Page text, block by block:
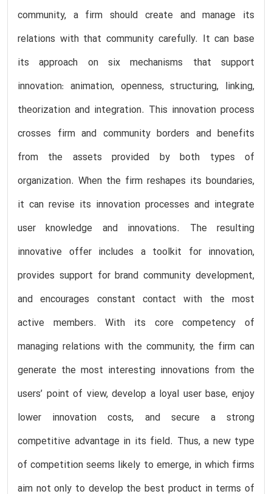
community, a firm should create and manage its
relations with that community carefully. It can base
its approach on six mechanisms that support
innovation: animation, openness, structuring, linking,
theorization and integration. This innovation process
crosses firm and community borders and benefits
from the assets provided by both types of
organization. When the firm reshapes its boundaries,
it can revise its innovation processes and integrate
user knowledge and innovations. The resulting
innovative offer includes a toolkit for innovation,
provides support for brand community development,
and encourages constant contact with the most
active members. With its core competency of
managing relations with the community, the firm can
generate the most interesting innovations from the
users’ point of view, develop a loyal user base, enjoy
lower innovation costs, and secure a strong
competitive advantage in its field. Thus, a new type
of competition seems likely to emerge, in which firms
aim not only to develop the best product in terms of